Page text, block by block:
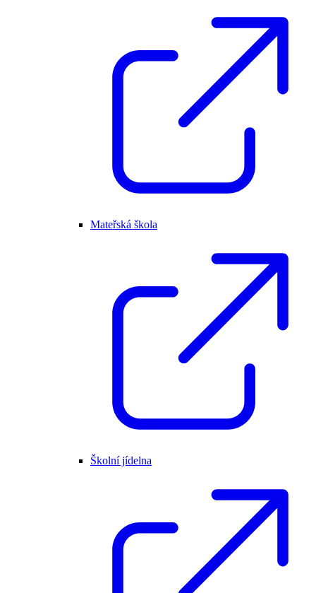
Mateřská škola
Školní jídelna